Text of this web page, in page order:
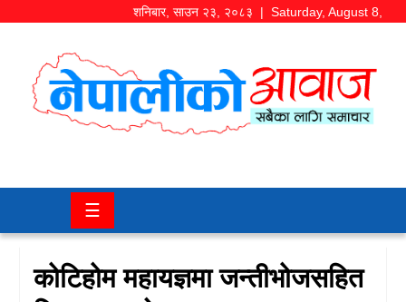
शनिबार, साउन २३, २०८३ | Saturday, August 8,
समाज/
चितवन
कला/
मनोरञ्जन
☰
कोटिहोम महायज्ञमा जन्तीभोजसहित